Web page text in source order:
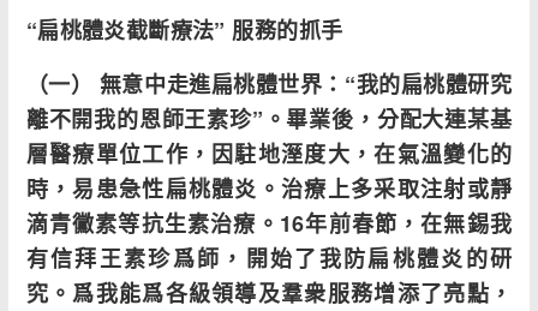
“扁桃體炎截斷療法” 服務的抓手
（一） 無意中走進扁桃體世界： “我的扁桃體研究
離不開我的恩師王素珍”。畢業後，分配大連某基
層醫療單位工作，因駐地溼度大，在氣溫變化的
時，易患急性扁桃體炎。治療上多采取注射或靜
滴青黴素等抗生素治療。16年前春節，在無錫我
有信拜王素珍爲師，開始了我防扁桃體炎的研
究。爲我能爲各級領導及羣衆服務增添了亮點，